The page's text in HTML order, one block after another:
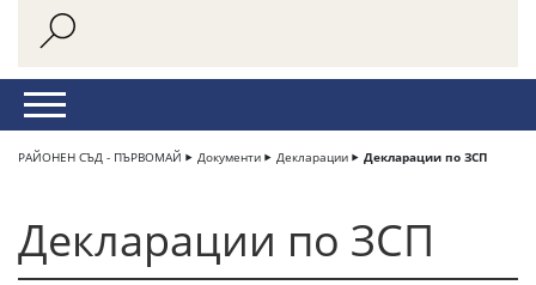
РАЙОНЕН СЪД - ПЪРВОМАЙ Документи Декларации Декларации по ЗСП
Декларации по ЗСП